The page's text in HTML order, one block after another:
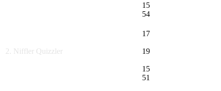
15
54
2. Niffler Quizzler
17
19
15
51